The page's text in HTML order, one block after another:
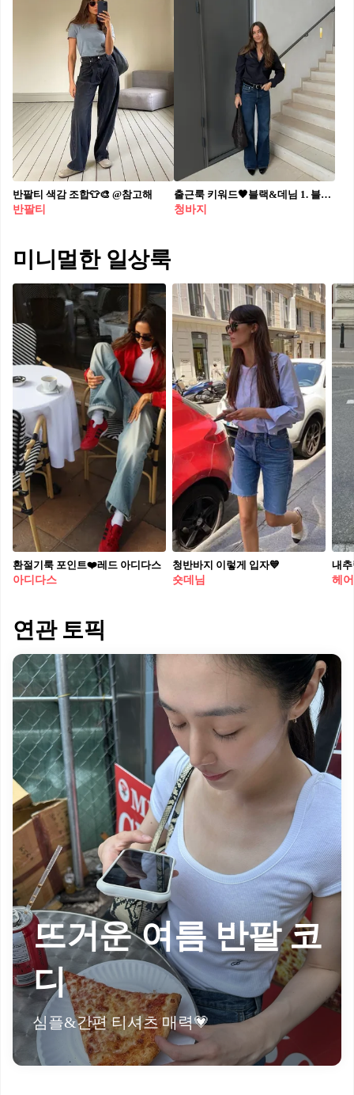
반팔티 색감 조합👕🎨 @참고해
반팔티
출근룩 키워드🖤블랙&데님 1. 블랙 셔츠 + 데님 2. 블랙 반팔티 + 데님 3. 블랙 레더 자켓 + 데님 4. 블랙 블레이저 + 데님
청바지
미니멀한 일상룩
환절기룩 포인트❤️레드 아디다스
아디다스
청반바지 이렇게 입자💙
숏데님
내
헤
연관 토픽
뜨거운 여름 반팔 코
디
심플&간편 티셔츠 매력💗